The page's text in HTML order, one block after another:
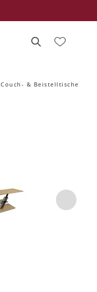
Couch- & Beistelltische